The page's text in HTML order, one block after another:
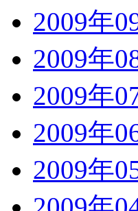
2009年
2009年
2009年
2009年
2009年